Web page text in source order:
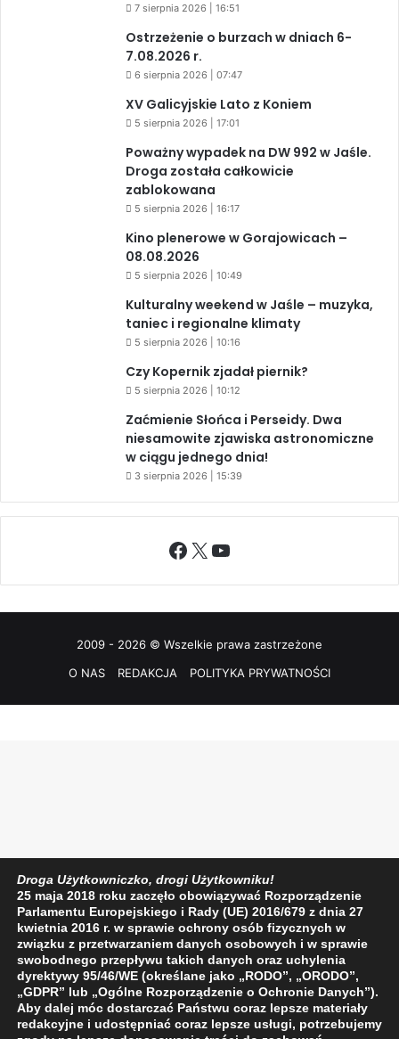
7 sierpnia 2026 | 16:51
Ostrzeżenie o burzach w dniach 6-
7.08.2026 r.
6 sierpnia 2026 | 07:47
XV Galicyjskie Lato z Koniem
5 sierpnia 2026 | 17:01
Poważny wypadek na DW 992 w Jaśle.
Droga została całkowicie
zablokowana
5 sierpnia 2026 | 16:17
Kino plenerowe w Gorajowicach –
08.08.2026
5 sierpnia 2026 | 10:49
Kulturalny weekend w Jaśle – muzyka,
taniec i regionalne klimaty
5 sierpnia 2026 | 10:16
Czy Kopernik zjadał piernik?
5 sierpnia 2026 | 10:12
Zaćmienie Słońca i Perseidy. Dwa
niesamowite zjawiska astronomiczne
w ciągu jednego dnia!
3 sierpnia 2026 | 15:39
Facebook
X YouTube
2009 - 2026 © Wszelkie prawa zastrzeżone
O NAS
REDAKCJA POLITYKA PRYWATNOŚCI
Droga Użytkowniczko, drogi Użytkowniku!
25 maja 2018 roku zaczęło obowiązywać Rozporządzenie
Parlamentu Europejskiego i Rady (UE) 2016/679 z dnia 27
kwietnia 2016 r. w sprawie ochrony osób fizycznych w
związku z przetwarzaniem danych osobowych i w sprawie
swobodnego przepływu takich danych oraz uchylenia
dyrektywy 95/46/WE (określane jako „RODO”, „ORODO”,
„GDPR” lub „Ogólne Rozporządzenie o Ochronie Danych”).
Aby dalej móc dostarczać Państwu coraz lepsze materiały
redakcyjne i udostępniać coraz lepsze usługi, potrzebujemy